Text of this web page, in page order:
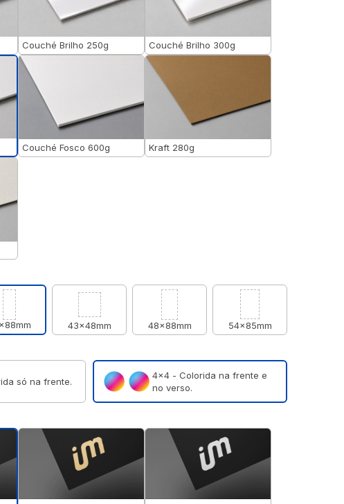
Couché Brilho 250g Couché Brilho 300g
Couché Fosco 600g Kraft 280g
43x48mm 48x88mm 54x85mm
só na frente.
4×4 - Colorida na frente e
no verso.